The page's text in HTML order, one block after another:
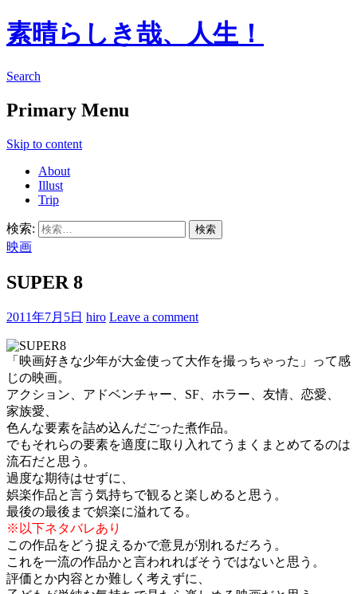
素晴らしき哉、人生！
Search
Primary Menu
Skip to content
About
Illust
Trip
検索:
映画
SUPER 8
2011年7月5日 hiro Leave a comment
「映画好きな少年が大金使って大作を撮っちゃった」って感
じの映画。
アクション、アドベンチャー、SF、ホラー、友情、恋愛、
家族愛、
色んな要素を詰め込んだごった煮作品。
でもそれらの要素を適度に取り入れてうまくまとめてるのは
流石だと思う。
過度な期待はせずに、
娯楽作品と言う気持ちで観ると楽しめると思う。
最後の最後まで娯楽に溢れてる。
※以下ネタバレあり
この作品をどう捉えるかで意見が別れるだろう。
これを一流の作品かと言われればそうではないと思う。
評価とか内容とか難しく考えずに、